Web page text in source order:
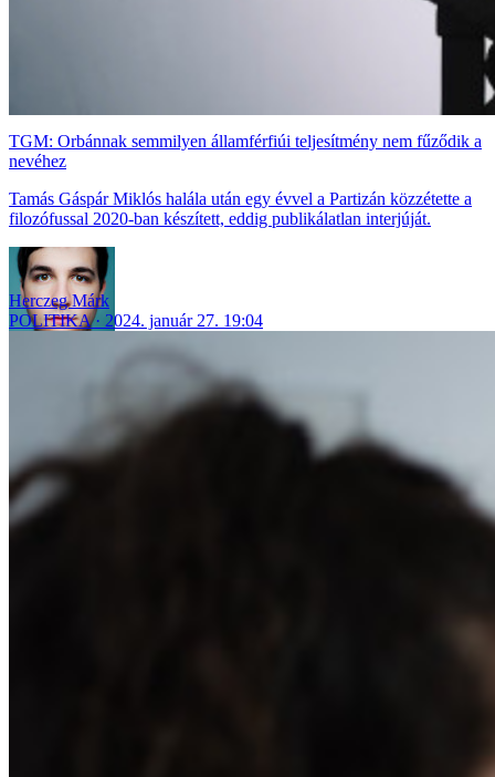
TGM: Orbánnak semmilyen államférfiúi teljesítmény nem fűződik a
nevéhez
Tamás Gáspár Miklós halála után egy évvel a Partizán közzétette a
filozófussal 2020-ban készített, eddig publikálatlan interjúját.
Herczeg Márk
POLITIKA
2024. január 27. 19:04